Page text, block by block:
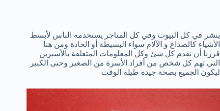
ينشر في كل البيوت وفي كل المتاجر يستخدمه الناس لأبسط
الأشياء كالصداع و الآلام سواء البسيطة أو الحادة ومن هنا
قررنا أن نقدم كل شئ وكل المعلومات المتعلقة بالأسبرين
التي تهم كل شخص من أفراد الأسرة من الصغير وحتى الكبير
ليكون الجميع بصحة جيدة طيلة الوقت